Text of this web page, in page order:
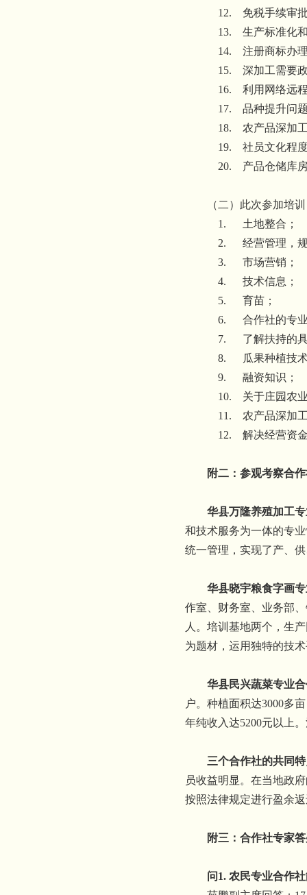
12.
免税手续审
13.
生产标准化
14.
注册商标办
15.
深加工需要
16.
利用网络远
17.
品种提升问
18.
农产品深加
19.
社员文化程
20.
产品仓储库
（二）此次参加培
1.
土地整合；
2.
经营管理，
3.
市场营销；
4.
技术信息；
5.
育苗；
6.
合作社的专
7.
了解扶持的
8.
瓜果种植技
9.
融资知识；
10.
关于庄园农
11.
农产品深加
12.
解决经营资
附二：参观考察合
华县万隆养殖加工
和技术服务为一体的专
统一管理，实现了产、
华县晓宇粮食字画
作室、财务室、业务部
人。培训基地两个，生
为题材，运用独特的技
华县民兴蔬菜专业
户。种植面积达3000多
年纯收入达5200元以上
三个合作社的共同
员收益明显。在当地政
按照法律规定进行盈余
附三：合作社专家
问1.农民专业合作